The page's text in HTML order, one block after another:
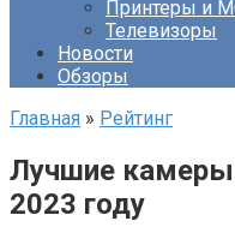
Принтеры и
Телевизоры
Новости
Обзоры
Главная » Рейтинг
Лучшие камеры
2023 году